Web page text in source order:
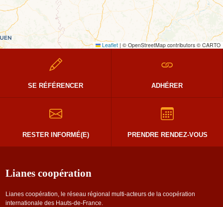
Leaflet | © OpenStreetMap contributors © CARTO
SE RÉFÉRENCER ADHÉRER
RESTER INFORMÉ(E) PRENDRE RENDEZ-VOUS
Lianes coopération
Lianes coopération, le réseau régional multi-acteurs de la coopération
internationale des Hauts-de-France.